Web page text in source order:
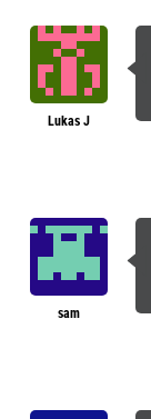
Lukas J
sam